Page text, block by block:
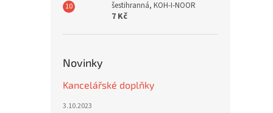
šestihranná, KOH-I-NOOR
7 Kč
Novinky
Kancelářské doplňky
3.10.2023